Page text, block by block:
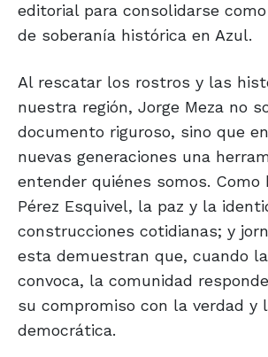
editorial para consolidarse
de soberanía histórica en Azul.
Al rescatar los rostros y las
nuestra región, Jorge Meza no
documento riguroso, sino que
nuevas generaciones una
entender quiénes somos. Como
Pérez Esquivel, la paz y la
construcciones cotidianas; y
esta demuestran que, cuando
convoca, la comunidad
su compromiso con la verdad y
democrática.